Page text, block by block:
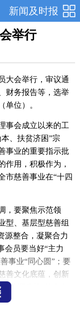
新闻及时报
举行
大会举行，审议通
财务报告等，选举
单位）。
事会成立以来的工
、扶贫济困”宗
事业的重要指示批
作用，积极作为，
市慈善事业在“十四
，要聚焦示范领
型、基层型慈善组
源整合，凝聚合力
会员要当好“主力
事业“同心圆”；要
善文化底蕴，创新
“善润建德”的金名